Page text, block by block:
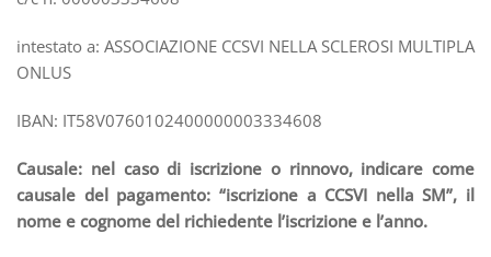
intestato a: ASSOCIAZIONE CCSVI NELLA SCLEROSI MULTIPLA
ONLUS
IBAN: IT58V0760102400000003334608
Causale: nel caso di iscrizione o rinnovo, indicare come
causale del pagamento: “iscrizione a CCSVI nella SM”, il
nome e cognome del richiedente l’iscrizione e l’anno.